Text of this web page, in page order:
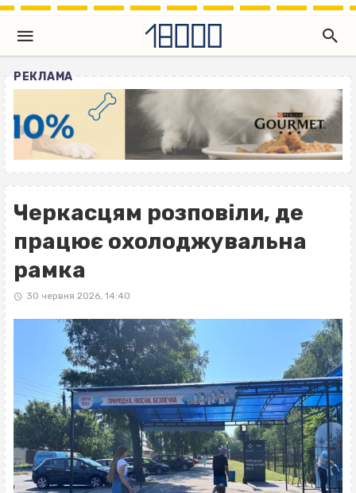
РЕКЛАМА
Черкасцям розповіли, де
працює охолоджувальна
рамка
30 червня 2026, 14:40